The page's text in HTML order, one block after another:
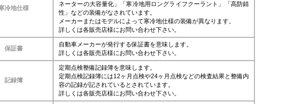
冷地仕様
ネーターの大容量化」「寒冷地用ロングライフクーラント」「高防錆
性」などの装備がなされています。
メーカーまたはモデルによって寒冷地仕様の装備が異なります。
詳しくは各販売店様にお問い合わせ下さい。
保証書
自動車メーカーが発行する保証書を意味します。
詳しくは各販売店様にお問い合わせ下さい。
記録簿
定期点検整備記録簿を意味します。
定期点検記録簿には12ヶ月点検や24ヶ月点検などの検査結果と整備内
容の記録が記されているとされています。
詳しくは各販売店様にお問い合わせ下さい。